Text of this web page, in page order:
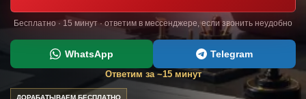
Бесплатно · 15 минут · ответим в мессенджере, если звонить неудобно
WhatsApp Telegram
Ответим за ~15 минут
ДОРАБАТЫВАЕМ БЕСПЛАТНО